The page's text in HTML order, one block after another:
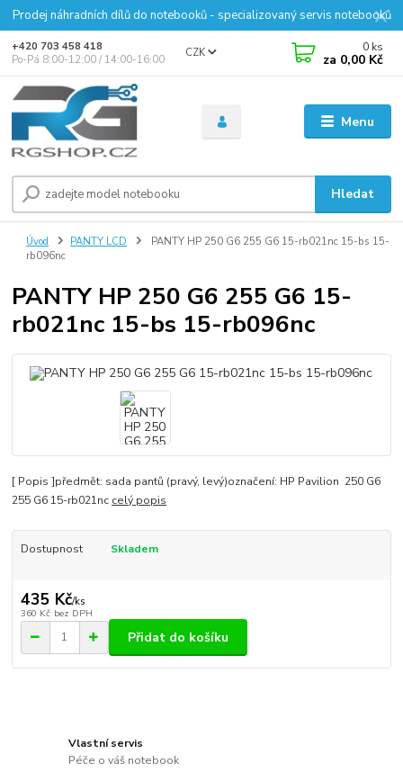
Prodej náhradních dílů do notebooků - specializovaný servis notebooků
Menu
CZK
Hledat
+420 703 458 418
Po-Pá 8:00-12:00 / 14:00-16:00
0 ks
za 0,00 Kč
Úvod PANTY LCD
PANTY HP 250 G6 255 G6 15-rb021nc 15-bs 15-
rb096nc
PANTY HP 250 G6 255 G6 15-
rb021nc 15-bs 15-rb096nc
[ Popis ]předmět: sada pantů (pravý, levý)označení: HP Pavilion 250 G6
255 G6 15-rb021nc celý popis
Dostupnost Skladem
435 Kč/ks
360 Kč bez DPH
Přidat do košíku
Vlastní servis
Péče o váš notebook